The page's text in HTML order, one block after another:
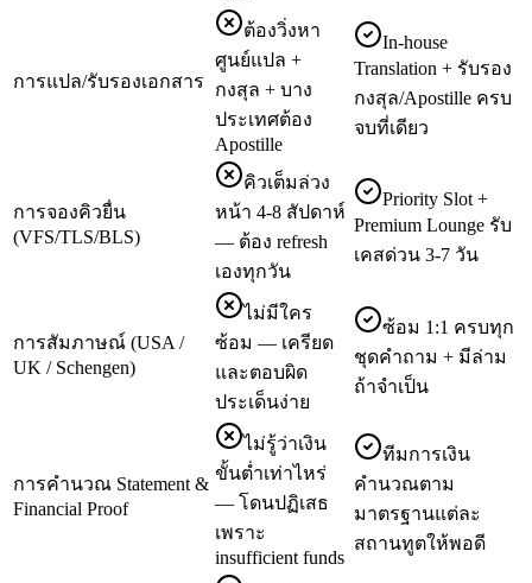
การแปล/รับรองเอกสาร
ต้องวิ่งหา
ศูนย์แปล +
กงสุล + บาง
ประเทศต้อง
Apostille
In-house
Translation + รับรอง
กงสุล/Apostille ครบ
จบที่เดียว
การจองคิวยื่น
(VFS/TLS/BLS)
คิวเต็มล่วง
หน้า 4-8 สัปดาห์
— ต้อง refresh
เองทุกวัน
Priority Slot +
Premium Lounge รับ
เคสด่วน 3-7 วัน
การสัมภาษณ์ (USA /
UK / Schengen)
ไม่มีใคร
ซ้อม — เครียด
และตอบผิด
ประเด็นง่าย
ซ้อม 1:1 ครบทุก
ชุดคำถาม + มีล่าม
ถ้าจำเป็น
การคำนวณ Statement &
Financial Proof
ไม่รู้ว่าเงิน
ขั้นต่ำเท่าไหร่
— โดนปฏิเสธ
เพราะ
insufficient funds
ทีมการเงิน
คำนวณตาม
มาตรฐานแต่ละ
สถานทูตให้พอดี